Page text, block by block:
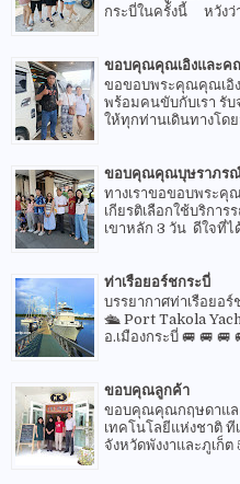
กระบี่ในครั้งนี้ หวังว่
ขอบคุณคุณเอิงและค
ขอขอบพระคุณคุณเอิง
พร้อมคนขับกับเรา รับ
ให้ทุกท่านเดินทางโด
ขอบคุณคุณบุษราภร
ทางเราขอขอบพระ
เกียรติเลือกใช้บริกา
เขาหลัก 3 วัน ดีใจที่ไ
ท่าเรือยอร์ชกระบี่
บรรยากาศท่าเรือยอ
🛳 Port Takola
อ.เมืองกระบี่ 🚐 🚐 🚐
ขอบคุณลูกค้า
ขอบคุณคุณกฤษดาแล
เทคโนโลยีแห่งชาติ
จังหวัดพังงาและภูเก็ต